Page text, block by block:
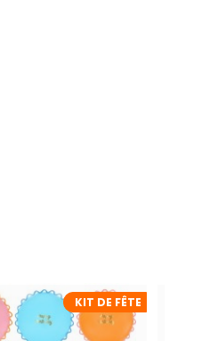
KIT DE FÊTE